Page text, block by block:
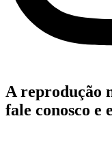
A reprodução
fale conosco e